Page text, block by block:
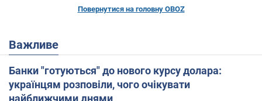
Повернутися на головну OBOZ
Важливе
Банки "готуються" до нового курсу долара:
українцям розповіли, чого очікувати
найближчими днями